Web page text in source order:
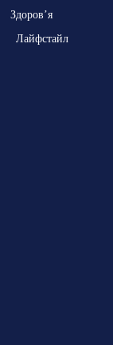
Здоровʼя
Лайфстайл